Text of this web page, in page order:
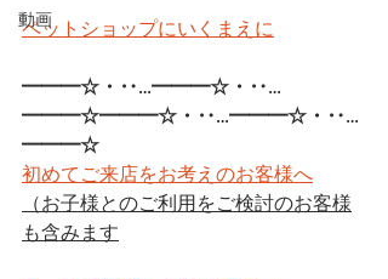
動画
ペットショップにいくまえに
━━━☆・‥…━━━☆・‥…
━━━☆━━━☆・‥…━━━☆・‥…
━━━☆
初めてご来店をお考えのお客様へ
（お子様とのご利用をご検討のお客様
も含みます